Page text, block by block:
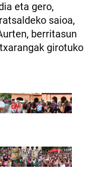
eta gero,
saioa,
berritasun
girotuko